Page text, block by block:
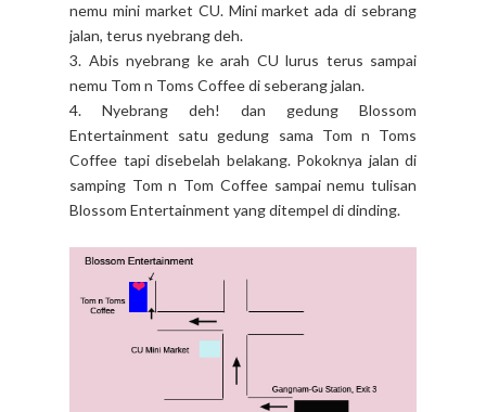
nemu mini market CU. Mini market ada di sebrang
jalan, terus nyebrang deh.
3. Abis nyebrang ke arah CU lurus terus sampai
nemu Tom n Toms Coffee di seberang jalan.
4. Nyebrang deh! dan gedung Blossom
Entertainment satu gedung sama Tom n Toms
Coffee tapi disebelah belakang. Pokoknya jalan di
samping Tom n Tom Coffee sampai nemu tulisan
Blossom Entertainment yang ditempel di dinding.